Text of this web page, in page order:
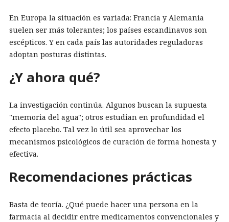
En Europa la situación es variada: Francia y Alemania
suelen ser más tolerantes; los países escandinavos son
escépticos. Y en cada país las autoridades reguladoras
adoptan posturas distintas.
¿Y ahora qué?
La investigación continúa. Algunos buscan la supuesta
"memoria del agua"; otros estudian en profundidad el
efecto placebo. Tal vez lo útil sea aprovechar los
mecanismos psicológicos de curación de forma honesta y
efectiva.
Recomendaciones prácticas
Basta de teoría. ¿Qué puede hacer una persona en la
farmacia al decidir entre medicamentos convencionales y